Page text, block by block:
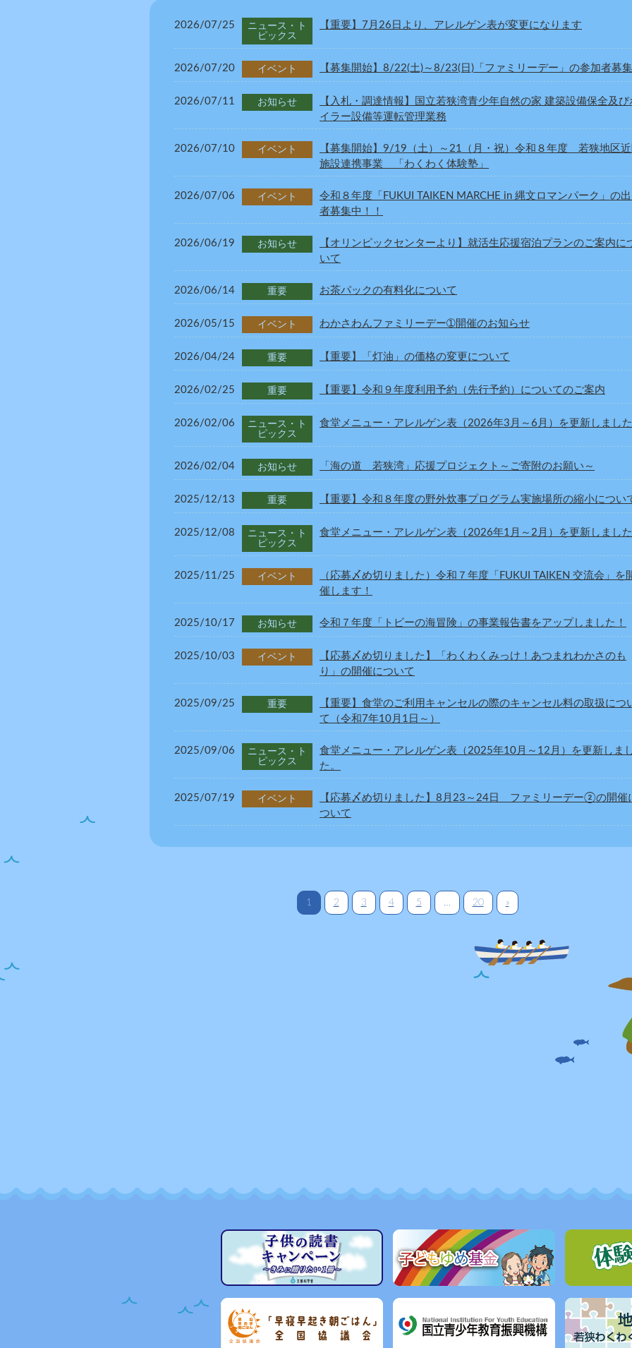
2026/07/25
ニュース・ト
ピックス
【重要】7月26日より、アレルゲン表が変更になります
2026/07/20 イベント 【募集開始】8/22(土)～8/23(日)「ファミリーデー」の参加者募集
2026/07/11 お知らせ
【入札・調達情報】国立若狭湾青少年自然の家 建築設備保全及び
イラー設備等運転管理業務
2026/07/10 イベント
【募集開始】9/19（土）～21（月・祝）令和８年度 若狭地区
施設連携事業 「わくわく体験塾」
2026/07/06 イベント
令和８年度「FUKUI TAIKEN MARCHE in 縄文ロマンパーク」の
者募集中！！
2026/06/19 お知らせ
【オリンピックセンターより】就活生応援宿泊プランのご案内に
いて
2026/06/14 重要 お茶パックの有料化について
2026/05/15 イベント わかさわんファミリーデー➀開催のお知らせ
2026/04/24 重要 【重要】「灯油」の価格の変更について
2026/02/25 重要 【重要】令和９年度利用予約（先行予約）についてのご案内
2026/02/06
ニュース・ト
ピックス
食堂メニュー・アレルゲン表（2026年3月～6月）を更新しました
2026/02/04 お知らせ 「海の道 若狭湾」応援プロジェクト～ご寄附のお願い～
2025/12/13 重要 【重要】令和８年度の野外炊事プログラム実施場所の縮小につい
2025/12/08
ニュース・ト
ピックス
食堂メニュー・アレルゲン表（2026年1月～2月）を更新しました
2025/11/25 イベント
（応募〆め切りました）令和７年度「FUKUI TAIKEN 交流会」を
催します！
2025/10/17 お知らせ 令和７年度「トビーの海冒険」の事業報告書をアップしました！
2025/10/03 イベント
【応募〆め切りました】「わくわくみっけ！あつまれわかさのも
り」の開催について
2025/09/25 重要
【重要】食堂のご利用キャンセルの際のキャンセル料の取扱につ
て（令和7年10月1日～）
2025/09/06
ニュース・ト
ピックス
食堂メニュー・アレルゲン表（2025年10月～12月）を更新しま
た。
2025/07/19 イベント
【応募〆め切りました】8月23～24日 ファミリーデー②の開催
ついて
1 2 3 4 5 … 20 »